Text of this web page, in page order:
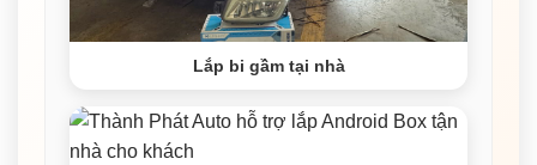
Lắp bi gầm tại nhà